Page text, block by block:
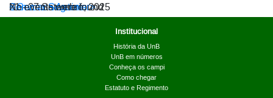
< Semana Anterior
21 - 27 Setembro, 2025
Semana Seguinte >
No events were found
Institucional
História da UnB
UnB em números
Conheça os campi
Como chegar
Estatuto e Regimento